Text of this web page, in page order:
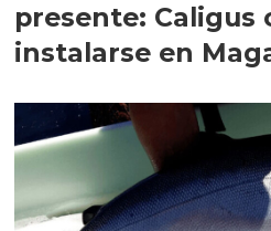
presente: Caligus
instalarse en